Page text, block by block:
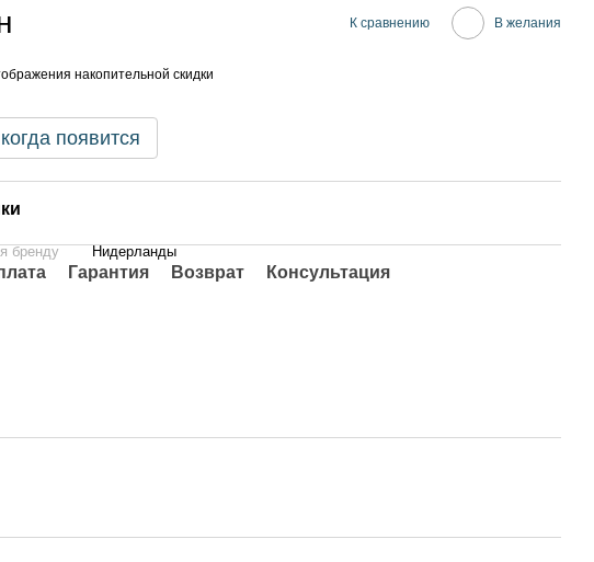
К сравнению В желания
накопительной скидки
появится
бренду Нидерланды
Гарантия Возврат Консультация